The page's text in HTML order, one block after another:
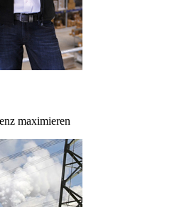
maximieren